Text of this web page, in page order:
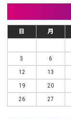
日 月
5
6
12
13
19
20
26
27